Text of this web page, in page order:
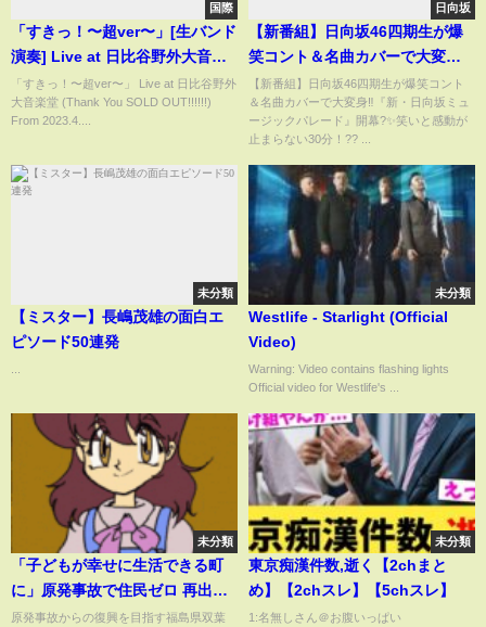
国際
「すきっ！〜超ver〜」[生バンド
演奏] Live at 日比谷野外大音楽
堂 (2023.4.9) / 超ときめき♡宣伝
部
「すきっ！〜超ver〜」 Live at 日比谷野外
大音楽堂 (Thank You SOLD OUT!!!!!!)
From 2023.4....
日向坂
【新番組】日向坂46四期生が爆
笑コント＆名曲カバーで大変身‼️
『新・日向坂ミュージックパレ
ード』開幕?✨笑いと感動が止ま
らない30分！??
【新番組】日向坂46四期生が爆笑コント
＆名曲カバーで大変身‼️『新・日向坂ミュ
ージックパレード』開幕?✨笑いと感動が
止まらない30分！?? ...
未分類
【ミスター】長嶋茂雄の面白エ
ピソード50連発
未分類
Westlife - Starlight (Official
Video)
Warning: Video contains flashing lights
Official video for Westlife's ...
未分類
「子どもが幸せに生活できる町
に」原発事故で住民ゼロ 再出発
した双葉町は今、東日本大震災
原発事故からの復興を目指す福島県双葉
未分類
東京痴漢件数,逝く【2chまと
め】【2chスレ】【5chスレ】
1:名無しさん＠お腹いっぱい